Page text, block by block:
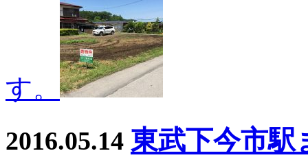
す。
2016.05.14 東武下今市駅